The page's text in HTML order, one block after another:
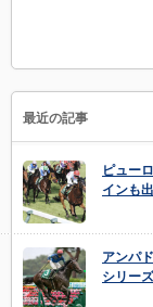
最近の記事
ピュー
インも
アンパ
シリーズ